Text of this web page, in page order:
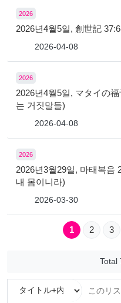
2026
2026년4월5일, 創世記
2026-04-08
2026
2026년4월5일, マタイの
는 거짓말들)
2026-04-08
2026
2026년3월29일, 마태복음
내 몸이니라)
2026-03-30
1 2 3
Total